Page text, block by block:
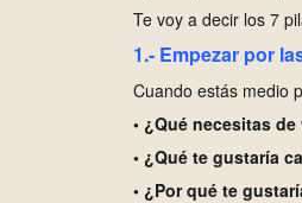
Te voy a decir los 7
1.- Empezar por
Cuando estás medio
• ¿Qué necesitas
• ¿Qué te gustaría
• ¿Por qué te